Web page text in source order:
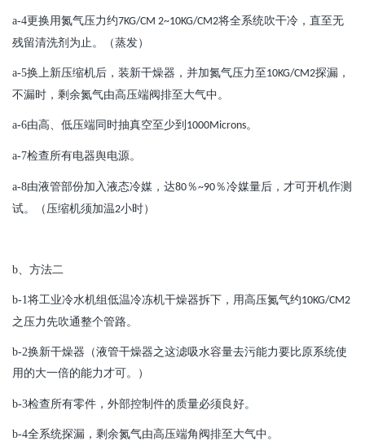
a-4更换用氮气压力约7KG/CM 2~10KG/CM2将全系统吹干冷，直至无
残留清洗剂为止。（蒸发）
a-5换上新压缩机后，装新干燥器，并加氮气压力至 10KG/CM2探漏，
不漏时，剩余氮气由高压端阀排至大气中。
a-6由高、低压端同时抽真空至少到 1000Microns。
a-7检查所有电器舆电源。
a-8由液管部份加入液态冷媒，达80％~90％冷媒量后，才可开机作测
试。（压缩机须加温2小时）
b 、方法二
b-1将工业冷水机组低温冷冻机干燥器拆下，用高压氮气约10KG/CM2
之压力先吹通整个管路。
b-2换新干燥器（液管干燥器之这滤吸水容量去污能力要比原系统使
用的大一倍的能力才可。）
b-3检查所有零件，外部控制件的质量必须良好。
b-4全系统探漏，剩余氮气由高压端角阀排至大气中。